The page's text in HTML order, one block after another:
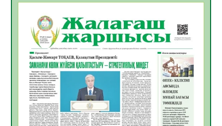
ҚҰРЫЛТАЙ САЙЛАУЫ – АЗАМАТТЫҚ
БЕЛСЕНДІЛІКТІҢ МАҢЫЗДЫ КӨРІНІСІ
10.08.2026
18
Мемлекет басшысы Қасым-Жомарт
Тоқаевтың Абай күнімен құттықтауы
10.08.2026
10
«Жастар және заң мен тәртіп» атты
облыстық жайдарман ойындары өтті
10.08.2026
9